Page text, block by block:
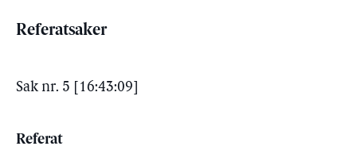
Referatsaker
Sak nr. 5 [16:43:09]
Referat